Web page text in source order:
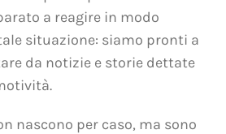
a reagire in modo
situazione: siamo pronti a
da notizie e storie dettate
nascono per caso, ma sono